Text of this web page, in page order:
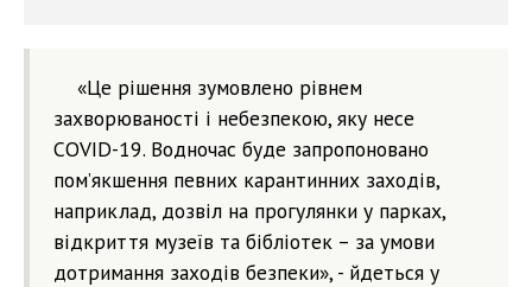
«Це рішення зумовлено рівнем
захворюваності і небезпекою, яку несе
COVID-19. Водночас буде запропоновано
пом’якшення певних карантинних заходів,
наприклад, дозвіл на прогулянки у парках,
відкриття музеїв та бібліотек – за умови
дотримання заходів безпеки», - йдеться у